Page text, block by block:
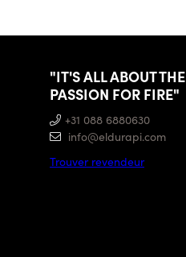
"IT'S ALL ABOUT THE
PASSION FOR FIRE"
+31 088 6880630
info@eldurapi.com
Trouver revendeur